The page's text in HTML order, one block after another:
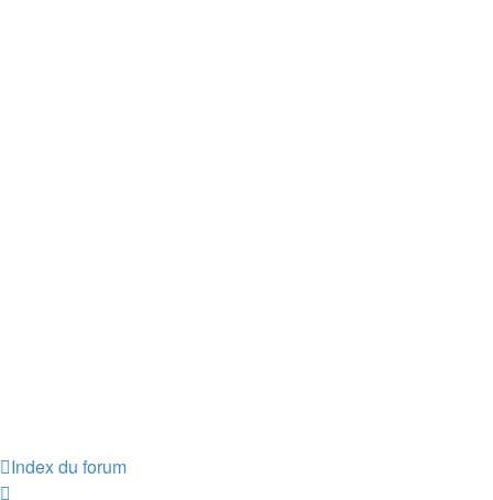
Index du forum